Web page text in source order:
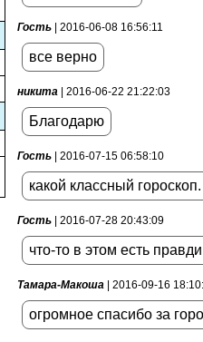
Гость | 2016-06-08 16:56:11
все верно
никита | 2016-06-22 21:22:03
Благодарю
Гость | 2016-07-15 06:58:10
какой классный
Гость | 2016-07-28 20:43:09
что-то в этом есть
Тамара-Макоша | 2016-09-16
огромное спасибо за